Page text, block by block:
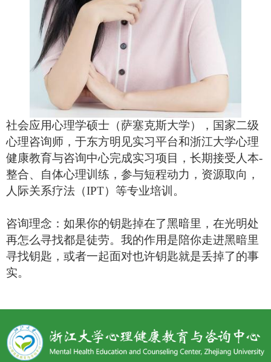
社会应用心理学硕士（萨塞克斯大学），国家二级
心理咨询师，于东方明见实习平台和浙江大学心理
健康教育与咨询中心完成实习项目，长期接受人本-
整合、自体心理训练，参与短程动力，资源取向，
人际关系疗法（IPT）等专业培训。
咨询理念：如果你的钥匙掉在了黑暗里，在光明处
再怎么寻找都是徒劳。我的作用是陪你走进黑暗里
寻找钥匙，或者一起面对也许钥匙就是丢掉了的事
实。